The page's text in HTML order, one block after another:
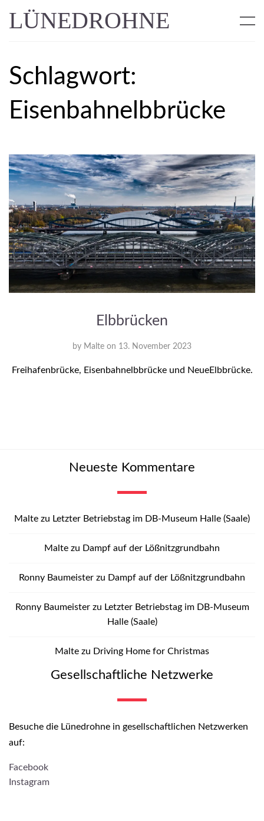
LÜNEDROHNE
Schlagwort:
Eisenbahnelbbrücke
Elbbrücken
by Malte on 13. November 2023
Freihafenbrücke, Eisenbahnelbbrücke und NeueElbbrücke.
Neueste Kommentare
Malte zu Letzter Betriebstag im DB-Museum Halle (Saale)
Malte zu Dampf auf der Lößnitzgrundbahn
Ronny Baumeister zu Dampf auf der Lößnitzgrundbahn
Ronny Baumeisterzu Letzter Betriebstag im DB-Museum
Halle (Saale)
Malte zu Driving Home for Christmas
Gesellschaftliche Netzwerke
Besuche die Lünedrohne in gesellschaftlichen Netzwerken
auf:
Facebook
Instagram